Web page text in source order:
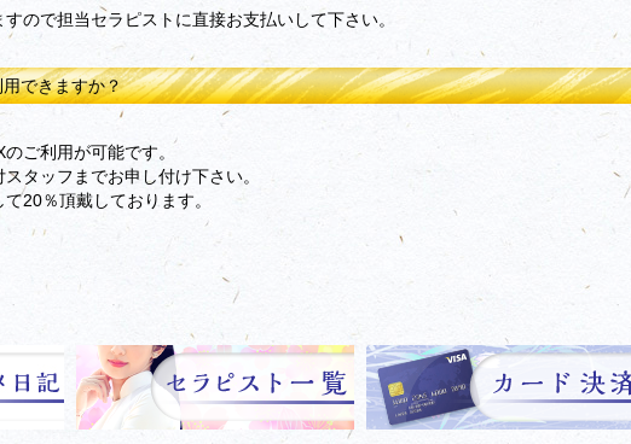
ので担当セラピストに直接お支払いして下さい。
できますか？
ご利用が可能です。
タッフまでお申し付け下さい。
20％頂戴しております。